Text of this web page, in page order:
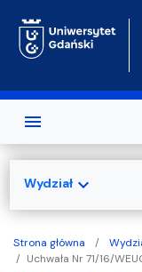
Strona główna
Uchwała Nr 71/16/
Wydziałexpand_more